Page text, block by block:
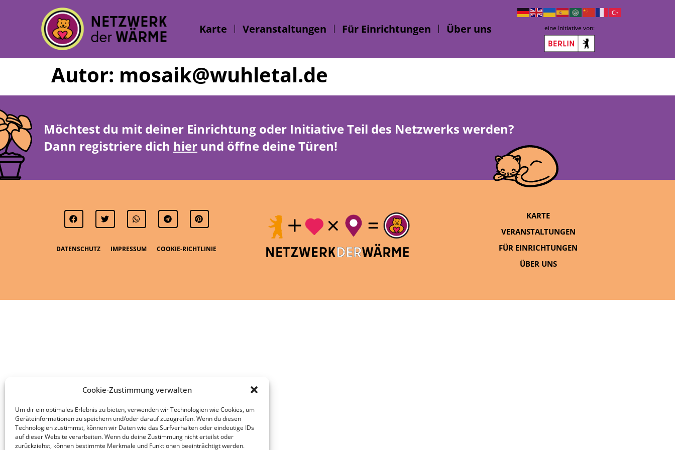
Cookie-Zustimmung verwalten
Um dir ein optimales Erlebnis zu bieten, verwenden wir Technologien wie Cookies, um
Geräteinformationen zu speichern und/oder darauf zuzugreifen. Wenn du diesen
Technologien zustimmst, können wir Daten wie das Surfverhalten oder eindeutige IDs
auf dieser Website verarbeiten. Wenn du deine Zustimmung nicht erteilst oder
zurückziehst, können bestimmte Merkmale und Funktionen beeinträchtigt werden.
Karte Veranstaltungen Für Einrichtungen Über uns eine Initiative von:
Autor: mosaik@wuhletal.de
Möchtest du mit deiner Einrichtung oder Initiative Teil des Netzwerks werden?
Dann registriere dich hier und öffne deine Türen!
DATENSCHUTZ IMPRESSUM COOKIE-RICHTLINIE
KARTE
VERANSTALTUNGEN
FÜR EINRICHTUNGEN
ÜBER UNS